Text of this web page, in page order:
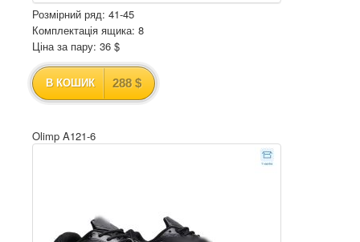
Розмірний ряд: 41-45
Комплектація ящика: 8
Ціна за пару: 36 $
В КОШИК 288 $
Olimp A121-6